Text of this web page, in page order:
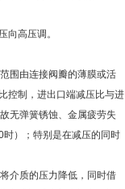
向高压调。
围由连接阀瓣的薄膜或活
控制，进出口端减压比与进
无弹簧锈蚀、金属疲劳失
）；特别是在减压的同时
介质的压力降低，同时借